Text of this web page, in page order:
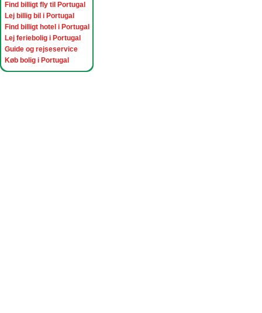
Find billigt fly til Portugal
Lej billig bil i Portugal
Find billigt hotel i Portugal
Lej feriebolig i Portugal
Guide og rejseservice
Køb bolig i Portugal